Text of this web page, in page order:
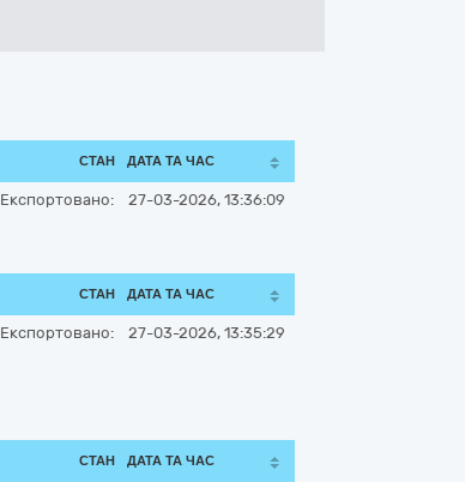
СТАН ДАТА ТА ЧАС
Експортовано: 27-03-2026, 13:36:09
СТАН ДАТА ТА ЧАС
Експортовано: 27-03-2026, 13:35:29
СТАН ДАТА ТА ЧАС